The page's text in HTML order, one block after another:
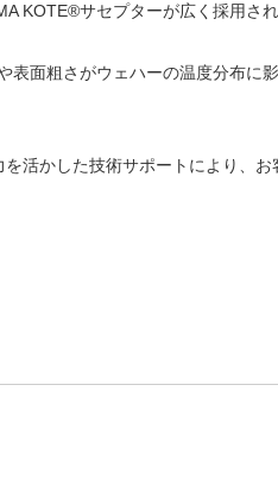
KOTE®サセプターが広く採用され
表面粗さがウェハーの温度分布に
活かした技術サポートにより、お